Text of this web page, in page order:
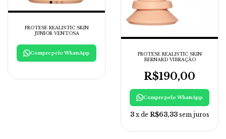
PROTESE REALISTIC SKIN
JUNIOR VENTOSA
Compre pelo WhatsApp
PROTESE REALISTIC SKIN
BERNARD VIBRAÇÃO
R$190,00
Compre pelo WhatsApp
3 x de R$63,33 sem juros